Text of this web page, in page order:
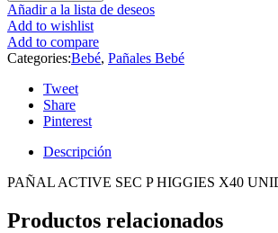
Añadir a la lista de deseos
Add to wishlist
Add to compare
Categories:Bebé, Pañales Bebé
Tweet
Share
Pinterest
Descripción
PAÑAL ACTIVE SEC P HIGGIES X40
Productos relacionados